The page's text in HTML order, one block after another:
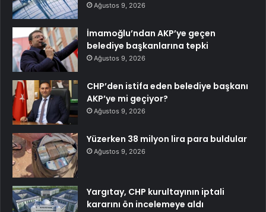
Ağustos 9, 2026
İmamoğlu’ndan AKP’ye geçen
belediye başkanlarına tepki
Ağustos 9, 2026
CHP’den istifa eden belediye başkanı
AKP’ye mi geçiyor?
Ağustos 9, 2026
Yüzerken 38 milyon lira para buldular
Ağustos 9, 2026
Yargıtay, CHP kurultayının iptali
kararını ön incelemeye aldı